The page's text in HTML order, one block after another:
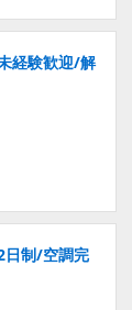
経験歓迎/解
日制/空調完